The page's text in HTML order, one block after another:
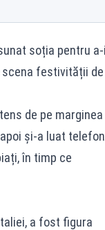
soția pentru a-i
scena festivității de
de pe marginea
și-a luat
în timp ce
a fost figura